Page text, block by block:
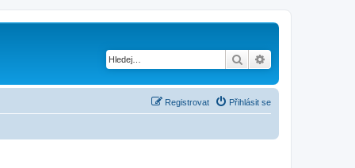
Hledat
Přihlásit se
Registrovat